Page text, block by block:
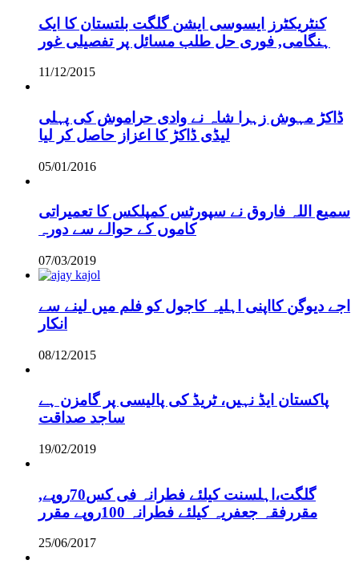
کنٹریکٹرز ایسوسی ایشن گلگت بلتستان کا ایک
ہنگامی, فوری حل طلب مسائل پر تفصیلی غور
11/12/2015
ڈاکڑ مہوش زہرا شاہ نے وادی حراموش کی پہلی
لیڈی ڈاکڑ کا اعزاز حاصل کر لیا
05/01/2016
سمیع اللہ فاروق نے سپورٹس کمپلکس کا تعمیراتی
کاموں کے حوالے سے دورہ
07/03/2019
اجے دیوگن کااپنی اہلیہ کاجول کو فلم میں لینے سے
انکار
08/12/2015
پاکستان ایڈ نہیں، ٹریڈ کی پالیسی پر گامزن ہے
ساجد صداقت
19/02/2019
,گلگت،اہلسنت کیلئے فطرانہ فی کس70روپے
مقررفقہ جعفریہ کیلئے فطرانہ 100روپے مقرر
25/06/2017